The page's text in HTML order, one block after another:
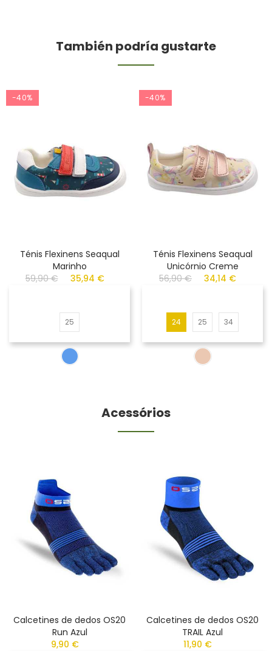
También podría gustarte
-40%
Ténis Flexinens Seaqual
Marinho
59,90 €
35,94 €
25
-40%
Ténis Flexinens Seaqual
Unicórnio Creme
56,90 €
34,14 €
24 25 34
Acessórios
Calcetines de dedos OS20
Run Azul
9,90 €
Calcetines de dedos OS20
TRAIL Azul
11,90 €